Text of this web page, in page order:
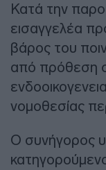
Κατά την
εισαγγελέα
βάρος του
από πρόθεση
νομοθεσίας
Ο συνήγορος